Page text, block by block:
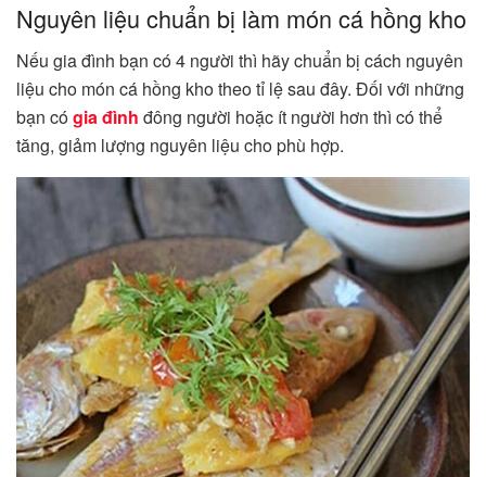
Nguyên liệu chuẩn bị làm món cá hồng kho
Nếu gia đình bạn có 4 người thì hãy chuẩn bị cách nguyên
liệu cho món cá hồng kho theo tỉ lệ sau đây. Đối với những
bạn cógia đình đông người hoặc ít người hơn thì có thể
tăng, giảm lượng nguyên liệu cho phù hợp.